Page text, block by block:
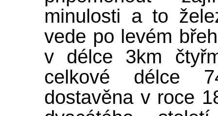
minulosti a to
vede po levém
v délce 3km
celkové délce
dostavěna v roce